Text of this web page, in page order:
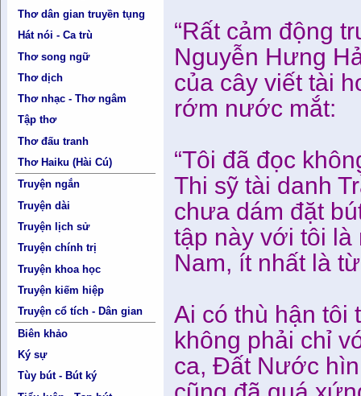
Thơ dân gian truyền tụng
Hát nói - Ca trù
Thơ song ngữ
Thơ dịch
Thơ nhạc - Thơ ngâm
Tập thơ
Thơ đấu tranh
Thơ Haiku (Hài Cú)
Truyện ngắn
Truyện dài
Truyện lịch sử
Truyện chính trị
Truyện khoa học
Truyện kiếm hiệp
Truyện cổ tích - Dân gian
Biên khảo
Ký sự
Tùy bút - Bút ký
“Rất cảm động
Nguyễn Hưng
của cây viết tài
rớm nước mắt:
“Tôi đã đọc
Thi sỹ tài danh
chưa dám đặt
tập này với tôi là
Nam, ít nhất là
Ai có thù hận tôi
không phải chỉ
ca, Đất Nước